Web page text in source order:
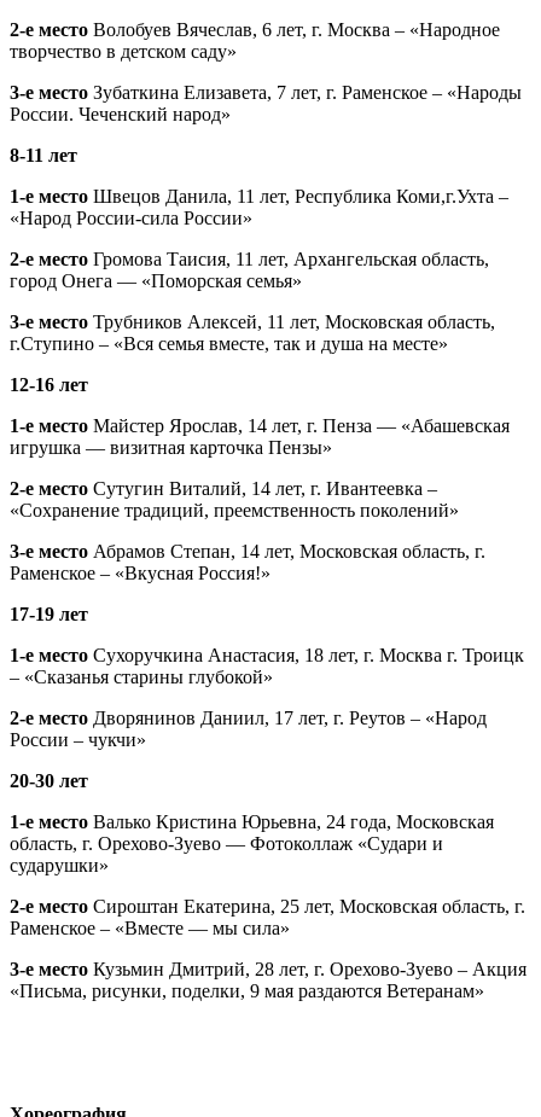
2-е место Волобуев Вячеслав, 6 лет, г. Москва – «Народное
творчество в детском саду»
3-е место Зубаткина Елизавета, 7 лет, г. Раменское – «Народы
России. Чеченский народ»
8-11 лет
1-е место Швецов Данила, 11 лет, Республика Коми,г.Ухта –
«Народ России-сила России»
2-е место Громова Таисия, 11 лет, Архангельская область,
город Онега — «Поморская семья»
3-е место Трубников Алексей, 11 лет, Московская область,
г.Ступино – «Вся семья вместе, так и душа на месте»
12-16 лет
1-е место Майстер Ярослав, 14 лет, г. Пенза — «Абашевская
игрушка — визитная карточка Пензы»
2-е место Сутугин Виталий, 14 лет, г. Ивантеевка –
«Сохранение традиций, преемственность поколений»
3-е место Абрамов Степан, 14 лет, Московская область, г.
Раменское – «Вкусная Россия!»
17-19 лет
1-е место Сухоручкина Анастасия, 18 лет, г. Москва г. Троицк
– «Сказанья старины глубокой»
2-е место Дворянинов Даниил, 17 лет, г. Реутов – «Народ
России – чукчи»
20-30 лет
1-е место Валько Кристина Юрьевна, 24 года, Московская
область, г. Орехово-Зуево — Фотоколлаж «Судари и
сударушки»
2-е место Сироштан Екатерина, 25 лет, Московская область, г.
Раменское – «Вместе — мы сила»
3-е место Кузьмин Дмитрий, 28 лет, г. Орехово-Зуево – Акция
«Письма, рисунки, поделки, 9 мая раздаются Ветеранам»